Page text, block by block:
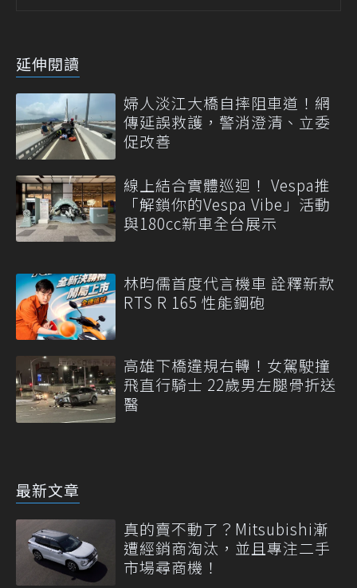
延伸閱讀
婦人淡江大橋自摔阻車道！網
傳延誤救護，警消澄清、立委
促改善
線上結合實體巡迴！ Vespa推
「解鎖你的Vespa Vibe」活動
與180cc新車全台展示
林昀儒首度代言機車 詮釋新款
RTS R 165 性能鋼砲
高雄下橋違規右轉！女駕駛撞
飛直行騎士 22歲男左腿骨折送
醫
最新文章
真的賣不動了？Mitsubishi漸
遭經銷商淘汰，並且專注二手
市場尋商機！